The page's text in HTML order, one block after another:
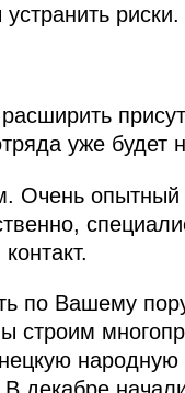
риски.
уже будет
Очень
по Вашему
строим